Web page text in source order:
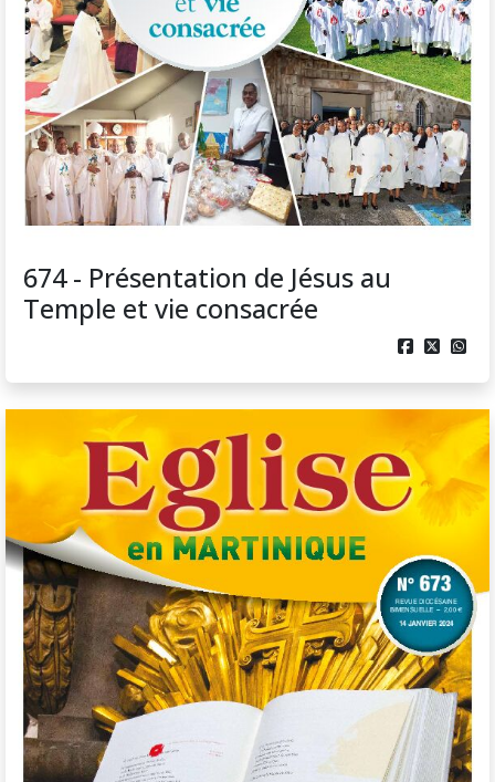
674 - Présentation de Jésus au
Temple et vie consacrée
  